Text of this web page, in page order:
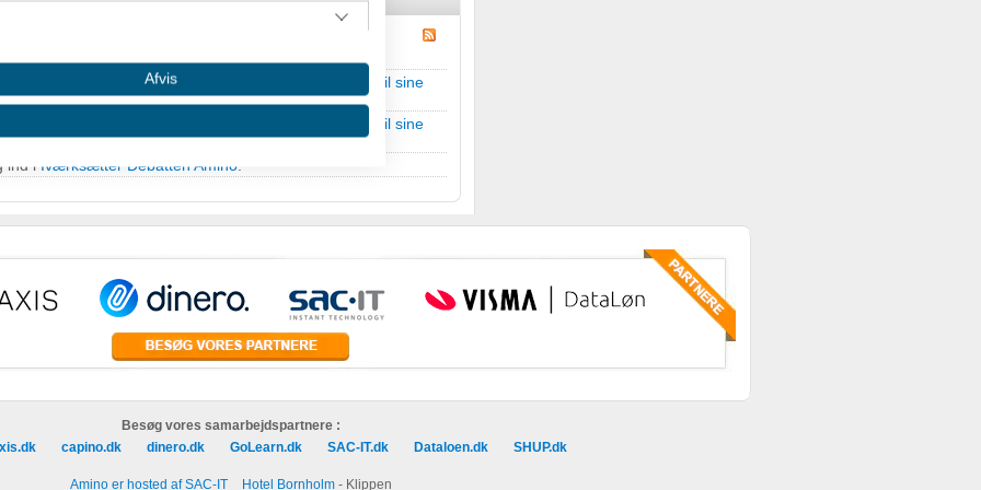
Hvordan får man lån & finansiering til sine
Hvordan får man lån & finansiering til sine
ind i Iværksætter Debatten Amino
Besøg vores samarbejdspartnere :
capino.dk dinero.dk GoLearn.dk SAC-IT.dk Dataloen.dk SHUP.dk
Amino er hosted af SAC-IT Hotel Bornholm - Klippen
oplysninger fra forskellige
Afvis